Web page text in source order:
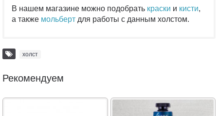
В нашем магазине можно подобрать краски и кисти,
а также мольберт для работы с данным холстом.
холст
Рекомендуем